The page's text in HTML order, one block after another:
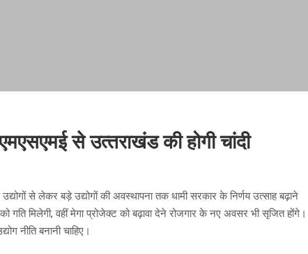
से उत्‍तराखंड की होगी चांदी
से लेकर बड़े उद्योगों की अवस्थापना तक धामी सरकार के निर्णय उत्साह बढ़ाने
गति मिलेगी, वहीं मेगा प्रोजेक्ट को बढ़ावा देने रोजगार के नए अवसर भी सृजित होंगे।
नीति बनानी चाहिए।